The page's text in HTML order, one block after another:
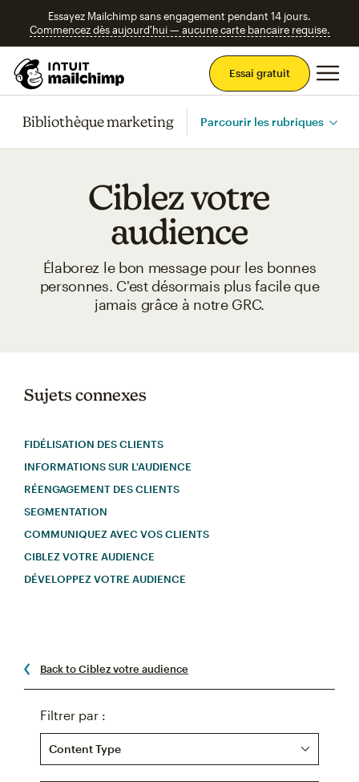
Essayez Mailchimp sans engagement pendant 14 jours.
Commencez dès aujourd'hui — aucune carte bancaire requise.
Essai gratuit
Bibliothèque marketing Parcourir les rubriques
Ciblez votre
audience
Élaborez le bon message pour les bonnes
personnes. C'est désormais plus facile que
jamais grâce à notre GRC.
Sujets connexes
FIDÉLISATION DES CLIENTS
INFORMATIONS SUR L'AUDIENCE
RÉENGAGEMENT DES CLIENTS
SEGMENTATION
COMMUNIQUEZ AVEC VOS CLIENTS
CIBLEZ VOTRE AUDIENCE
DÉVELOPPEZ VOTRE AUDIENCE
Back to Ciblez votre audience
Filtrer par :
Content Type